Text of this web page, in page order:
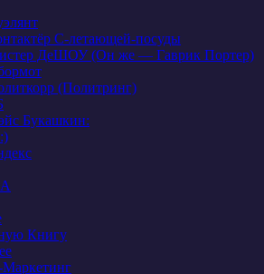
С-летающей-посуды
ДеШОУ (Он же — Гаврик Портер)
(Политринг)
Букашкин:
Книгу